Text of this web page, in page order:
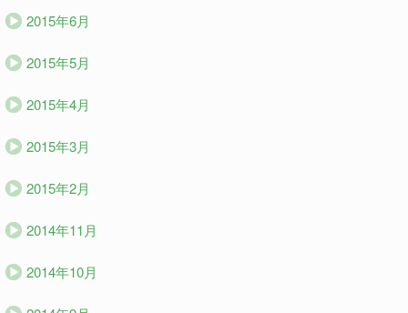
2015年6月
2015年5月
2015年4月
2015年3月
2015年2月
2014年11月
2014年10月